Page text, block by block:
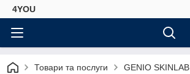
4YOU
Товари та послуги GENIO SKINLAB